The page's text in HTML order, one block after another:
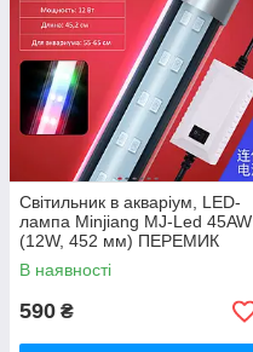
Світильник в акваріум, LED-
лампа Minjiang MJ-Led 45AW
(12W, 452 мм) ПЕРЕМИК
РЕЖИМІВ (4 кольори)
В наявності
590 ₴